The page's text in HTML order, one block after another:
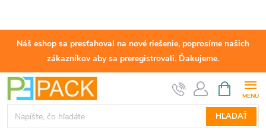
Náš eshop sa presťahoval na nové riešenie, poprosíme našich
zákazníkov aby sa preregistrovali. Ďakujeme.
Prejsť
obsah
HĽADAŤ
KOŠÍK